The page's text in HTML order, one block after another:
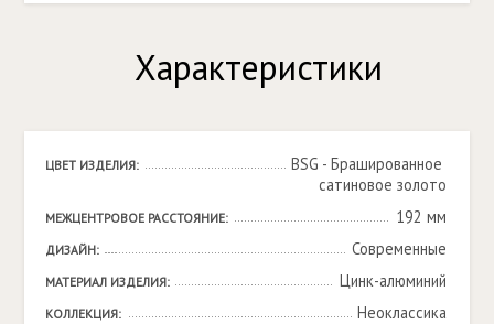
Характеристики
ЦВЕТ ИЗДЕЛИЯ:
BSG - Брашированное
cатиновое золото
МЕЖЦЕНТРОВОЕ РАССТОЯНИЕ: 192 мм
ДИЗАЙН: Современные
МАТЕРИАЛ ИЗДЕЛИЯ: Цинк-алюминий
КОЛЛЕКЦИЯ: Неоклассика